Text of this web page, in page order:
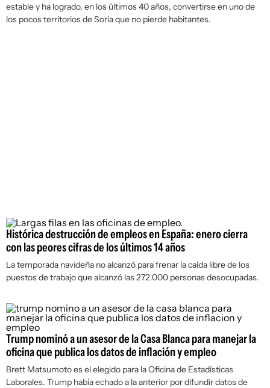
estable y ha logrado, en los últimos 40 años, convertirse en uno de
los pocos territorios de Soria que no pierde habitantes.
Histórica destrucción de empleos en España: enero cierra
con las peores cifras de los últimos 14 años
La temporada navideña no alcanzó para frenar la caída libre de los
puestos de trabajo que alcanzó las 272.000 personas desocupadas.
Trump nominó a un asesor de la Casa Blanca para manejar la
oficina que publica los datos de inflación y empleo
Brett Matsumoto es el elegido para la Oficina de Estadísticas
Laborales. Trump había echado a la anterior por difundir datos de